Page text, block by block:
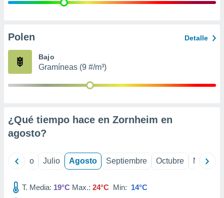
e
publicidad
Polen Detalle
Bajo
Gramíneas (9 #/m³)
¿Qué tiempo hace en Zornheim en
agosto?
Junio Julio Agosto Septiembre Octubre
T. Media: 19°C Max.: 24°C Min: 14°C